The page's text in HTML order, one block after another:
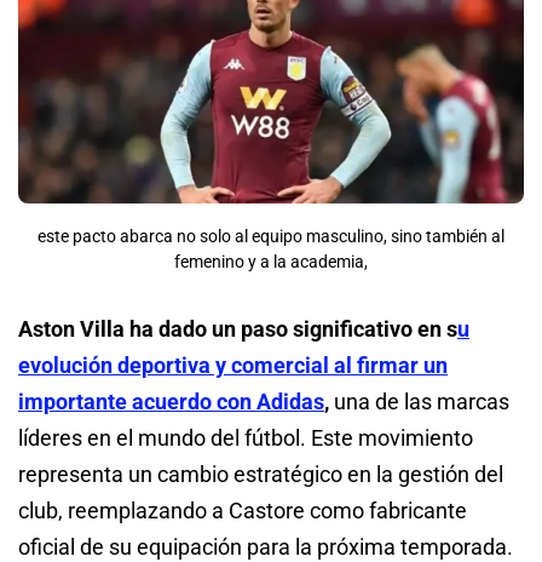
este pacto abarca no solo al equipo masculino, sino también al
femenino y a la academia,
Aston Villa ha dado un paso significativo en su
evolución deportiva y comercial al firmar un
importante acuerdo con Adidas, una de las marcas
líderes en el mundo del fútbol. Este movimiento
representa un cambio estratégico en la gestión del
club, reemplazando a Castore como fabricante
oficial de su equipación para la próxima temporada.